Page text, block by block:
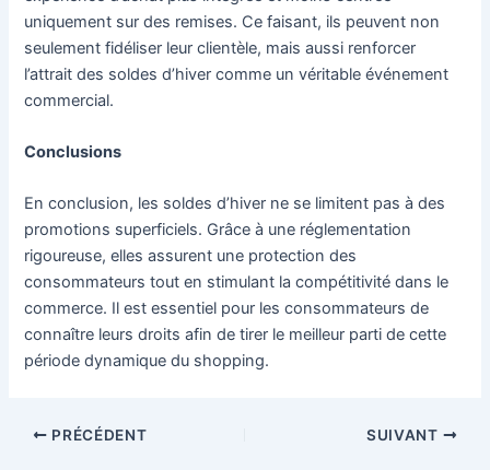
uniquement sur des remises. Ce faisant, ils peuvent non
seulement fidéliser leur clientèle, mais aussi renforcer
l’attrait des soldes d’hiver comme un véritable événement
commercial.
Conclusions
En conclusion, les soldes d’hiver ne se limitent pas à des
promotions superficiels. Grâce à une réglementation
rigoureuse, elles assurent une protection des
consommateurs tout en stimulant la compétitivité dans le
commerce. Il est essentiel pour les consommateurs de
connaître leurs droits afin de tirer le meilleur parti de cette
période dynamique du shopping.
NavigationPRÉCÉDENT SUIVANT